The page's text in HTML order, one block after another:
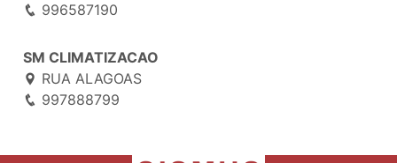
996587190
SM CLIMATIZACAO
RUA ALAGOAS
997888799